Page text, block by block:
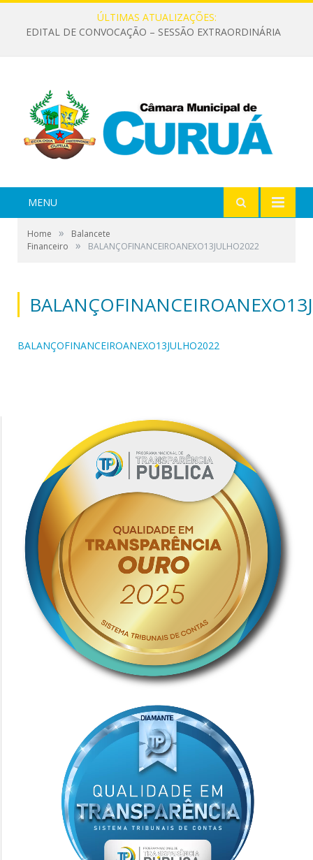
ÚLTIMAS ATUALIZAÇÕES:
EDITAL DE CONVOCAÇÃO – SESSÃO EXTRAORDINÁRIA
MENU
Home »
Balancete
Financeiro
» BALANÇOFINANCEIROANEXO13JULHO2022
BALANÇOFINANCEIROANEXO13JULHO2022